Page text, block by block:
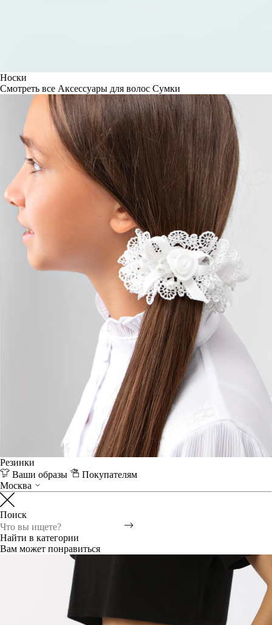
Носки
Смотреть все Аксессуары для волос Сумки
Резинки
Ваши образы
Покупателям
Москва
Поиск
Найти в категории
Вам может понравиться